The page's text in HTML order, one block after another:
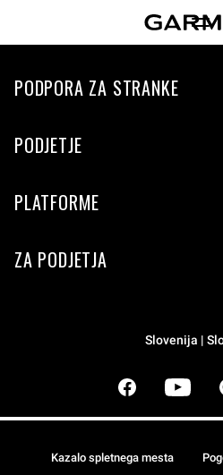
PODPORA ZA STRANKE
PODJETJE
PLATFORME
ZA PODJETJA
Slovenija |
Kazalo spletnega mesta